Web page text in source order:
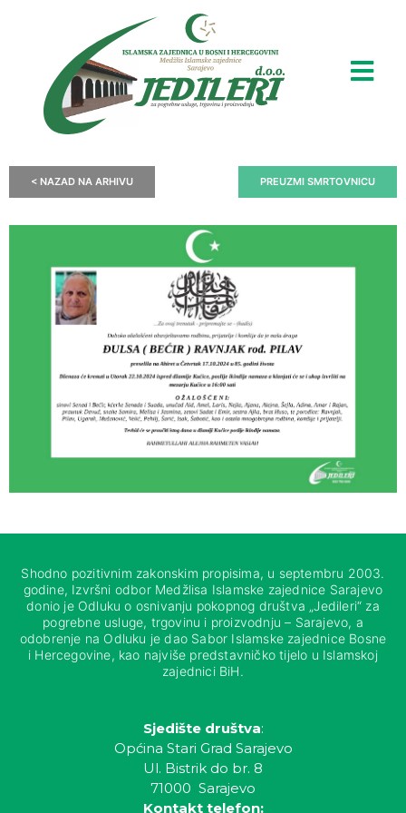
< NAZAD NA ARHIVU PREUZMI SMRTOVNICU
Shodno pozitivnim zakonskim propisima, u septembru 2003.
godine, Izvršni odbor Medžlisa Islamske zajednice Sarajevo
donio je Odluku o osnivanju pokopnog društva „Jedileri“ za
pogrebne usluge, trgovinu i proizvodnju – Sarajevo, a
odobrenje na Odluku je dao Sabor Islamske zajednice Bosne
i Hercegovine, kao najviše predstavničko tijelo u Islamskoj
zajednici BiH.
Sjedište društva:
Općina Stari Grad Sarajevo
Ul. Bistrik do br. 8
71000 Sarajevo
Kontakt telefon: